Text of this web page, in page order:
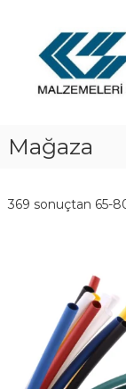
Mağaza
369 sonuçtan 65-